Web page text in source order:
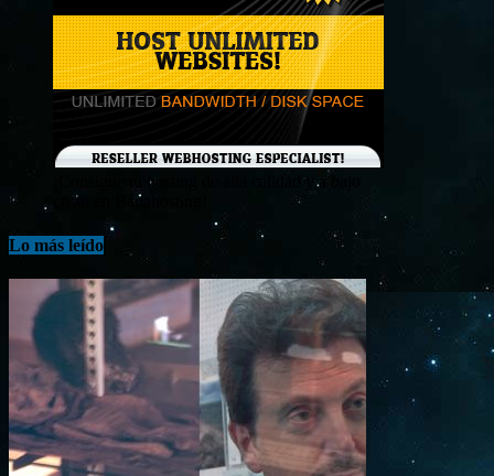
¡Consigue tu hosting de alta calidad y a bajo
costo en Banahosting!
Lo más leído